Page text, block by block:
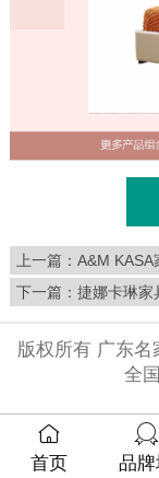
上一篇： A&M KASA
下一篇： 捷娜卡琳家
版权所有 广东
全
首页 品